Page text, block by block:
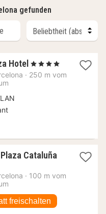
gefunden
Hotel 1
Nacht
, 4 Sterne
· 250 m vom
Cataluña1
ab
· 100 m vom
freischalten